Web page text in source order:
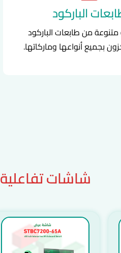
الباركود
من طابعات الباركود
بجميع أنواعها وماركاتها.
شاشات تفاعلية